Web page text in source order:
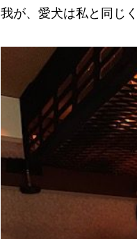
我が、愛犬は私と同じ